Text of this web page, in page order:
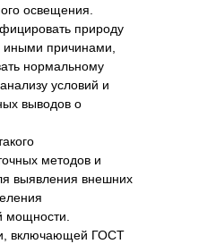
освещения.
природу
иными причинами,
нормальному
условий и
выводов о
методов и
выявления внешних
мощности.
включающей ГОСТ